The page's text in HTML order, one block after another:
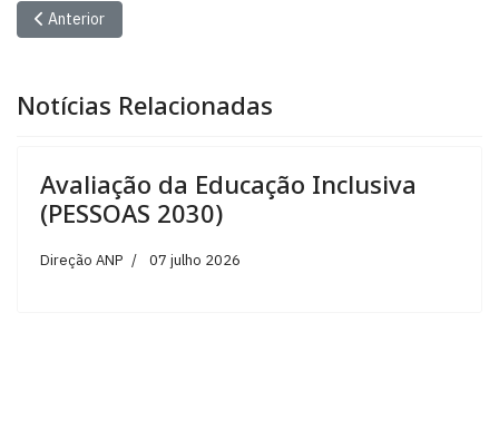
Artigo anterior: Avaliação da Educação Inclusiva (PESSOAS 2030)
Anterior
Notícias Relacionadas
Avaliação da Educação Inclusiva
(PESSOAS 2030)
Direção ANP 07 julho 2026